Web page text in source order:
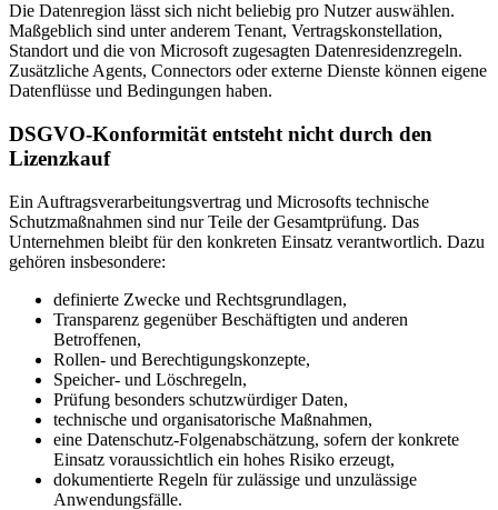
Die Datenregion lässt sich nicht beliebig pro Nutzer auswählen.
Maßgeblich sind unter anderem Tenant, Vertragskonstellation,
Standort und die von Microsoft zugesagten Datenresidenzregeln.
Zusätzliche Agents, Connectors oder externe Dienste können eigene
Datenflüsse und Bedingungen haben.
DSGVO-Konformität entsteht nicht durch den
Lizenzkauf
Ein Auftragsverarbeitungsvertrag und Microsofts technische
Schutzmaßnahmen sind nur Teile der Gesamtprüfung. Das
Unternehmen bleibt für den konkreten Einsatz verantwortlich. Dazu
gehören insbesondere:
definierte Zwecke und Rechtsgrundlagen,
Transparenz gegenüber Beschäftigten und anderen
Betroffenen,
Rollen- und Berechtigungskonzepte,
Speicher- und Löschregeln,
Prüfung besonders schutzwürdiger Daten,
technische und organisatorische Maßnahmen,
eine Datenschutz-Folgenabschätzung, sofern der konkrete
Einsatz voraussichtlich ein hohes Risiko erzeugt,
dokumentierte Regeln für zulässige und unzulässige
Anwendungsfälle.